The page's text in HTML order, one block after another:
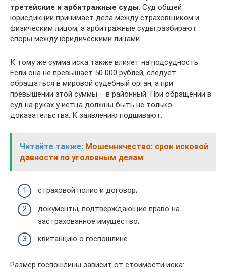
третейские и арбитражные суды. Суд общей
юрисдикции принимает дела между страховщиком и
физическим лицом, а арбитражные суды разбирают
споры между юридическими лицами.
К тому же сумма иска также влияет на подсудность.
Если она не превышает 50 000 рублей, следует
обращаться в мировой судебный орган, а при
превышении этой суммы – в районный. При обращении в
суд на руках у истца должны быть не только
доказательства. К заявлению подшивают:
Читайте также: Мошенничество: срок исковой
давности по уголовным делам
страховой полис и договор;
документы, подтверждающие право на
застрахованное имущество;
квитанцию о госпошлине.
Размер госпошлины зависит от стоимости иска: